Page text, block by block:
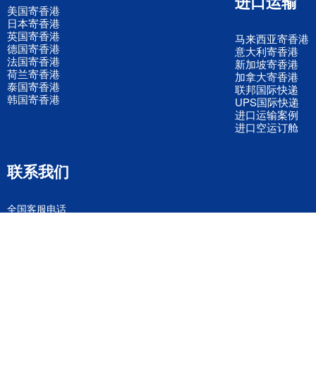
美国寄香港
日本寄香港
英国寄香港
德国寄香港
法国寄香港
荷兰寄香港
泰国寄香港
韩国寄香港
马来西亚寄香港
意大利寄香港
新加坡寄香港
加拿大寄香港
联邦国际快递
UPS国际快递
进口运输案例
进口空运订舱
联系我们
全国客服电话